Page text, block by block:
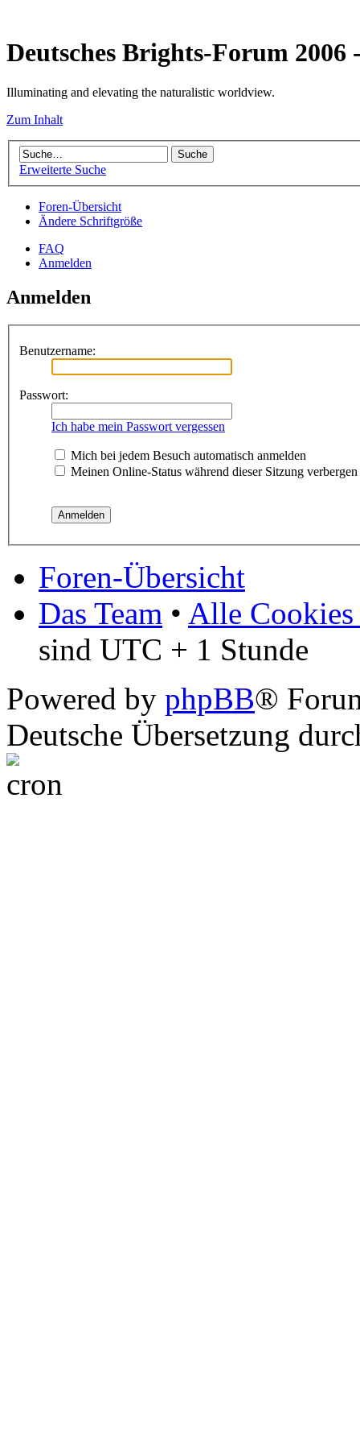
Deutsches Brights-Forum
Illuminating and elevating the naturalistic worldview.
Zum Inhalt
Erweiterte Suche
Foren-Übersicht
Ändere Schriftgröße
FAQ
Anmelden
Anmelden
Benutzername:
Passwort:
Ich habe mein Passwort vergessen
Mich bei jedem Besuch automatisch anmelden
Meinen Online-Status während dieser Sitzung verbergen
Foren-Übersicht
Das Team • Alle Cookies
sind UTC + 1 Stunde
Powered by phpBB®
Deutsche Übersetzung